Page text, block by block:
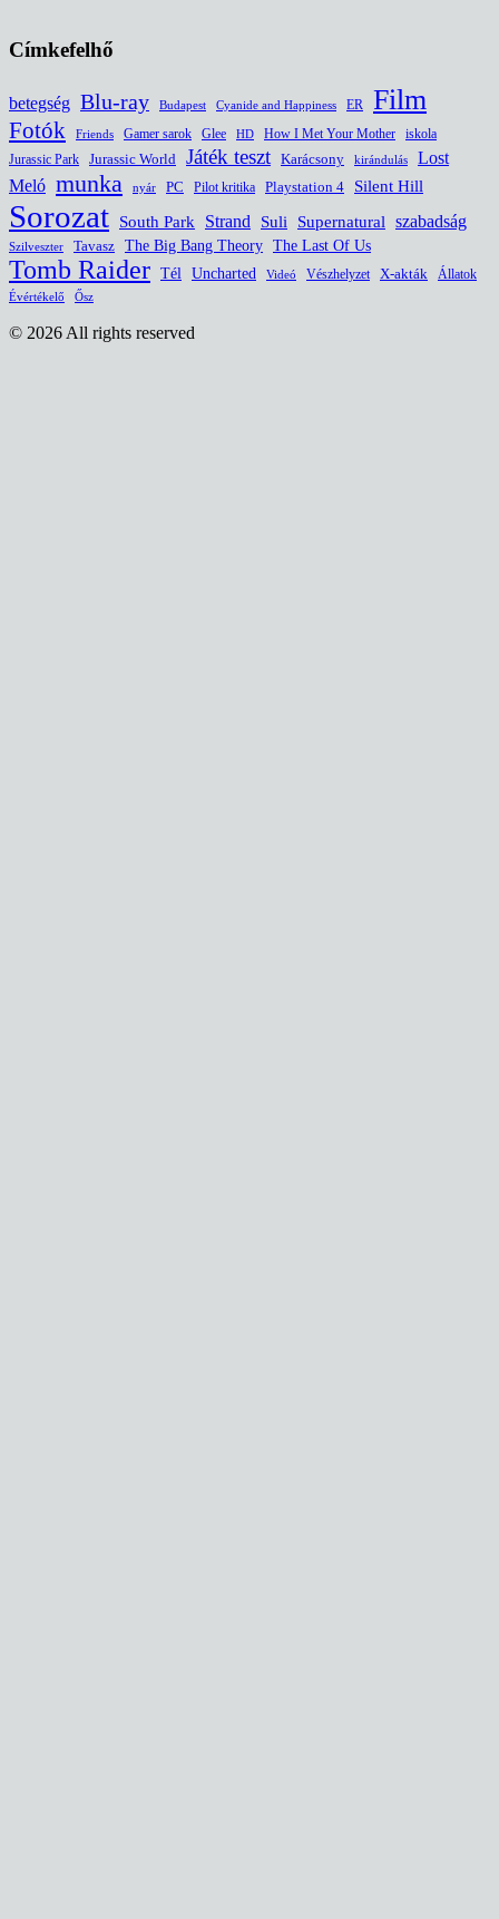
Címkefelhő
betegség Blu-ray Budapest Cyanide and Happiness ER Film
Fotók Friends Gamer sarok Glee HD How I Met Your Mother
iskola
Jurassic Park
Jurassic World Játék teszt Karácsony kirándulás Lost
Meló munka nyár PC Pilot kritika Playstation 4 Silent Hill
Sorozat South Park Strand Suli Supernatural szabadság
Szilveszter Tavasz The Big Bang Theory The Last Of Us
Tomb Raider Tél Uncharted Videó Vészhelyzet X-akták Állatok
Évértékelő Ősz
© 2026 All rights reserved